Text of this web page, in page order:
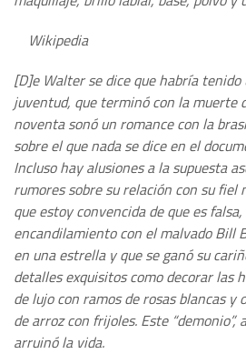
Wikipedia
[D]e Walter se dice que habría
juventud, que terminó con la muerte
noventa sonó un romance con la
sobre el que nada se dice en el
Incluso hay alusiones a la supuesta
rumores sobre su relación con su fiel
que estoy convencida de que es
encandilamiento con el malvado Bill
en una estrella y que se ganó su
detalles exquisitos como decorar las
de lujo con ramos de rosas blancas
de arroz con frijoles. Este “demonio”,
arruinó la vida.